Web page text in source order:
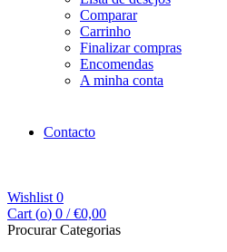
Comparar
Carrinho
Finalizar compras
Encomendas
A minha conta
Contacto
Wishlist 0
Cart (o) 0 / €0,00
Procurar Categorias